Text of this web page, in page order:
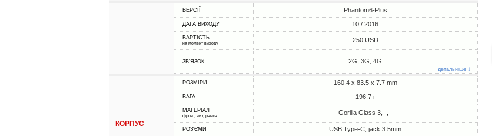
ВЕРСІЇ Phantom6-Plus
ДАТА ВИХОДУ 10 / 2016
ВАРТІСТЬ
на момент виходу 250 USD
ЗВ'ЯЗОК 2G, 3G, 4G
детальніше ↓
КОРПУС
РОЗМІРИ 160.4 x 83.5 x 7.7 mm
ВАГА 196.7 г
МАТЕРІАЛ
фронт, низ, рамка Gorilla Glass 3, -, -
РОЗ'ЄМИ USB Type-C, jack 3.5mm